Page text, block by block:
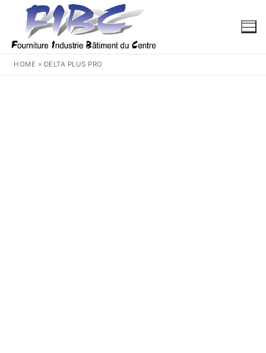
contenu
HOME » DELTA PLUS PRO